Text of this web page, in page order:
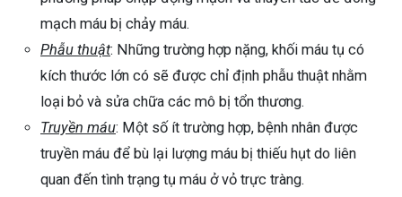
mạch máu bị chảy máu.
Phẫu thuật: Những trường hợp nặng, khối máu tụ có
kích thước lớn có sẽ được chỉ định phẫu thuật nhằm
loại bỏ và sửa chữa các mô bị tổn thương.
Truyền máu: Một số ít trường hợp, bệnh nhân được
truyền máu để bù lại lượng máu bị thiếu hụt do liên
quan đến tình trạng tụ máu ở vỏ trực tràng.